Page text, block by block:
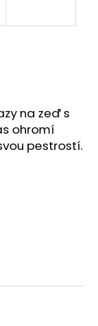
na zeď s
ohromí
pestrostí.